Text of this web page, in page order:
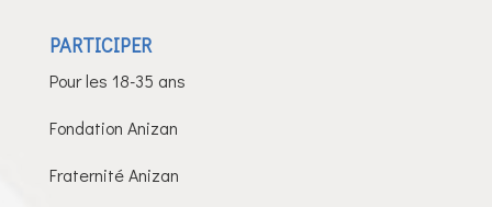
PARTICIPER
Pour les 18-35 ans
Fondation Anizan
Fraternité Anizan